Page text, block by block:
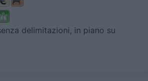
delimitazioni, in piano su